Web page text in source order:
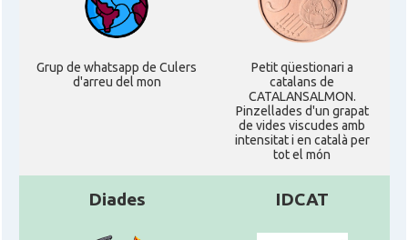
Grup de whatsapp de Culers
d'arreu del mon
Petit qüestionari a
catalans de
CATALANSALMON.
Pinzellades d'un grapat
de vides viscudes amb
intensitat i en català per
tot el món
Diades IDCAT